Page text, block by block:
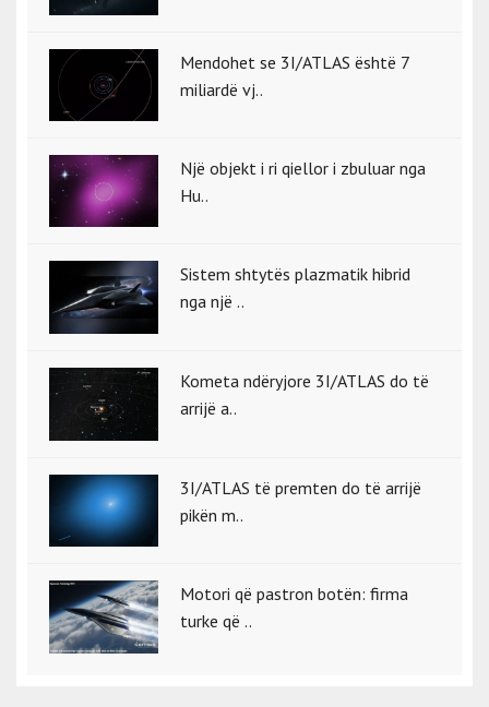
Mendohet se 3I/ATLAS është 7
miliardë vj..
Një objekt i ri qiellor i zbuluar nga
Hu..
Sistem shtytës plazmatik hibrid
nga një ..
Kometa ndëryjore 3I/ATLAS do të
arrijë a..
3I/ATLAS të premten do të arrijë
pikën m..
Motori që pastron botën: firma
turke që ..